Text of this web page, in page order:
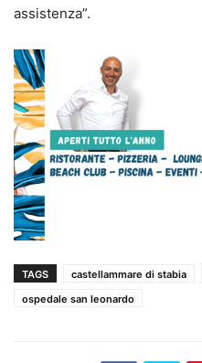
assistenza”.
TAGS castellammare di stabia
ospedale san leonardo